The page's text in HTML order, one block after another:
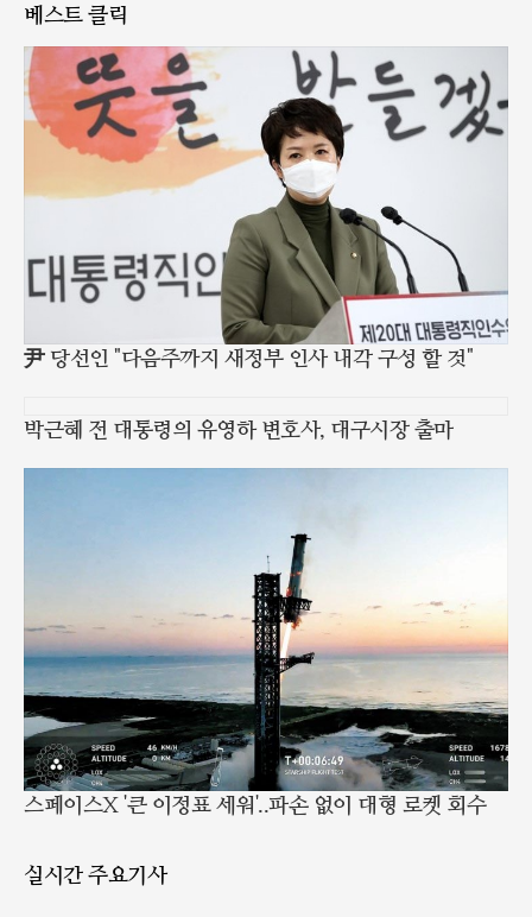
베스트 클릭
尹 당선인 "다음주까지 새정부 인사 내각 구성 할 것"
박근혜 전 대통령의 유영하 변호사, 대구시장 출마
스페이스X '큰 이정표 세워'..파손 없이 대형 로켓 회수
실시간 주요기사